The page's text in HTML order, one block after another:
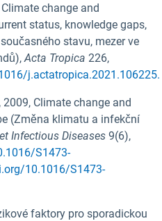
change and
status, knowledge gaps,
stavu, mezer ve
Acta Tropica 226,
j.actatropica.2021.106225.
2009, Climate change and
(Změna klimatu a infekční
Infectious Diseases 9(6),
S1473-
10.1016/S1473-
faktory pro sporadickou